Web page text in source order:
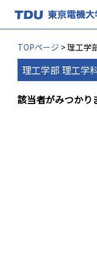
TOPページ > 理工学
理工学部 理工学
該当者がみつかり